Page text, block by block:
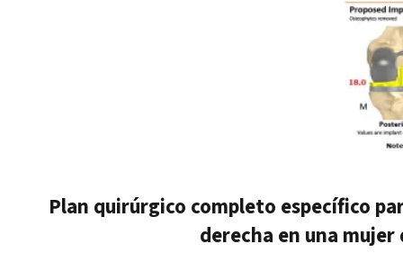
Plan quirúrgico completo específico
derecha en una